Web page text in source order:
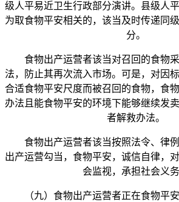
级人平易近卫生行政部分演讲。县级人
为取食物平安相关的，该当及时传递同
分。
食物出产运营者该当对召回的食物采
法，防止其再次流入市场。可是，对因
合适食物平安尺度而被召回的食物，食
办法且能食物平安的环境下能够继续发
者解救办法。
食物出产运营者该当按照法令、律例
出产运营勾当，食物平安，诚信自律，
会监视，承担社会义务
（九）食物出产运营者正在食物平安